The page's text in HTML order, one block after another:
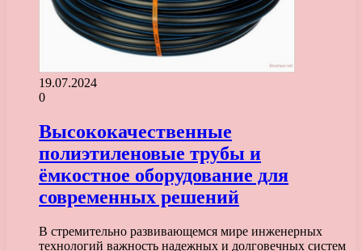
19.07.2024
0
Высококачественные
полиэтиленовые трубы и
ёмкостное оборудование для
современных решений
В стремительно развивающемся мире инженерных
технологий важность надежных и долговечных систем